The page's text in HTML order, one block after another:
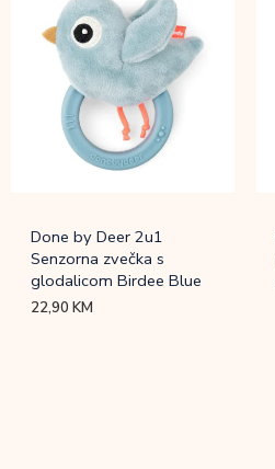
Done by Deer 2u1
Senzorna zvečka s
glodalicom Birdee Blue
22,90KM